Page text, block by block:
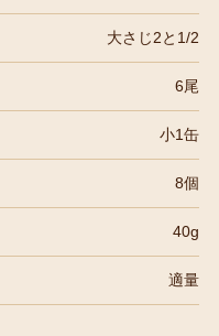
大さじ2と1/2
6尾
小1缶
8個
40g
適量